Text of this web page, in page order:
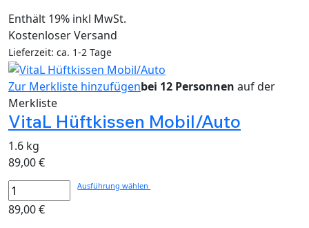
Enthält 19% inkl MwSt.
Kostenloser Versand
Lieferzeit: ca. 1-2 Tage
Zur Merkliste hinzufügenbei 12 Personnen auf der
Merkliste
VitaL Hüftkissen Mobil/Auto
1.6 kg
89,00€
Ausführung wählen
89,00€